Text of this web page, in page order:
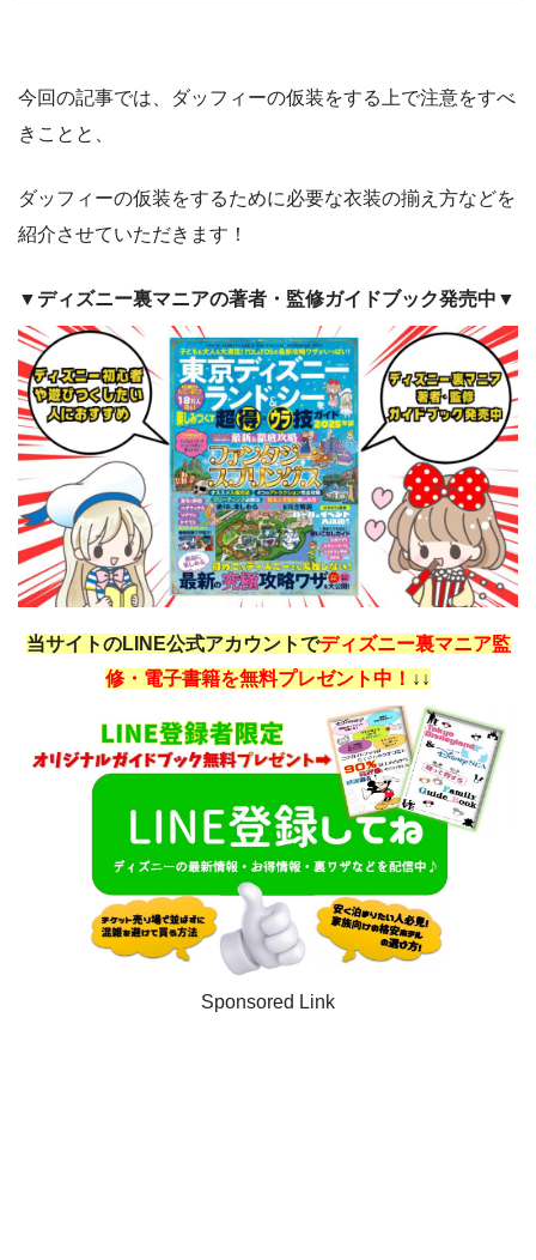
今回の記事では、ダッフィーの仮装をする上で注意をすべ
きことと、
ダッフィーの仮装をするために必要な衣装の揃え方などを
紹介させていただきます！
▼ディズニー裏マニアの著者・監修ガイドブック発売中▼
当サイトのLINE公式アカウントでディズニー裏マニア監
修・電子書籍を無料プレゼント中！ ↓↓
Sponsored Link